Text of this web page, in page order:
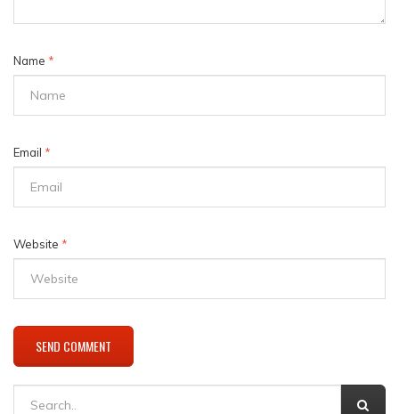
Name *
Email *
Website *